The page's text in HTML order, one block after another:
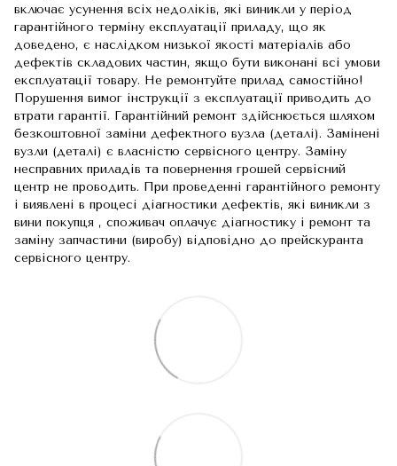
включає усунення всіх недоліків, які виникли у період
гарантійного терміну експлуатації приладу, що як
доведено, є наслідком низької якості матеріалів або
дефектів складових частин, якщо бути виконані всі умови
експлуатації товару. Не ремонтуйте прилад самостійно!
Порушення вимог інструкції з експлуатації приводить до
втрати гарантії. Гарантійний ремонт здійснюється шляхом
безкоштовної заміни дефектного вузла (деталі). Замінені
вузли (деталі) є власністю сервісного центру. Заміну
несправних приладів та повернення грошей сервісний
центр не проводить. При проведенні гарантійного ремонту
і виявлені в процесі діагностики дефектів, які виникли з
вини покупця , споживач оплачує діагностику і ремонт та
заміну запчастини (виробу) відповідно до прейскуранта
сервісного центру.